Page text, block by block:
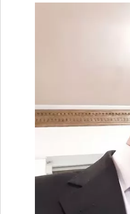
• SUPLEMENTOS
• RADIOS EN VIVO